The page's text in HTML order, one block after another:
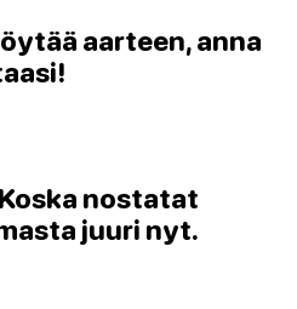
aarteen, anna
nostatat
juuri nyt.